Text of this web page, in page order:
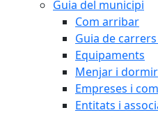
Guia del municipi
Com arribar
Guia de
Equipaments
Menjar i dormir
Empreses i
Entitats i